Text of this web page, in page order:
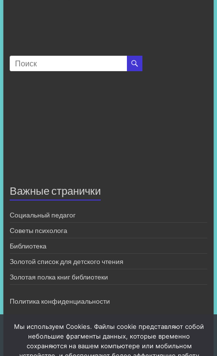
Важные странички
Социальный педагог
Советы психолога
Библиотека
Золотой список для детского чтения
Золотая полка книг библиотеки
Политика конфиденциальности
Мы используем Cookies. Файлы cookie представляют собой
небольшие фрагменты данных, которые временно
сохраняются на вашем компьютере или мобильном